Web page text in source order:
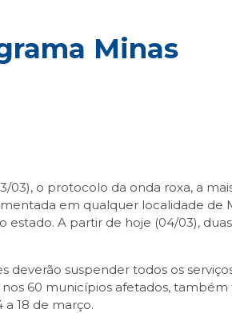
Minas
03), o protocolo da onda roxa, a
em qualquer localidade de
A partir de hoje (04/03),
deverão suspender todos os
60 municípios afetados, também
18 de março.